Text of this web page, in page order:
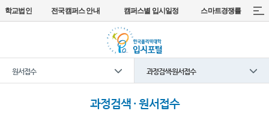
학교법인 전국캠퍼스 안내 캠퍼스별 입시일정 스마트경쟁률
원서접수 과정검색·원서접수
과정검색 · 원서접수